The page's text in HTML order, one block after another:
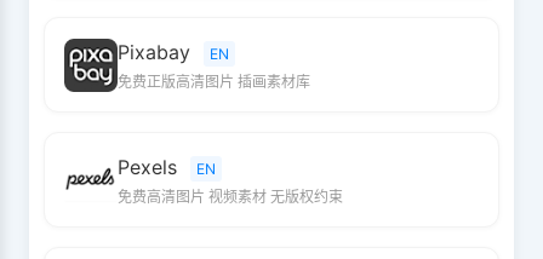
Pixabay
EN
免费正版高清图片 插画素材库
Pexels
EN
免费高清图片 视频素材 无版权约束